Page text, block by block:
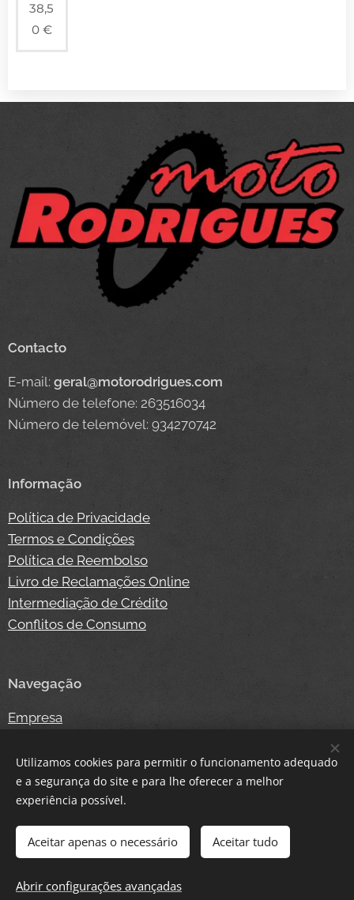
38,5
0€
Contacto
E-mail: geral@motorodrigues.com
Número de telefone: 263516034
Número de telemóvel: 934270742
Informação
Política de Privacidade
Termos e Condições
Política de Reembolso
Livro de Reclamações Online
Intermediação de Crédito
Conflitos de Consumo
Navegação
Empresa
Notícias
Contacto
Loja Online
Login
Cookies
Utilizamos cookies para permitir o funcionamento adequado
e a segurança do site e para lhe oferecer a melhor
experiência possível.
Aceitar apenas o necessário Aceitar tudo
Abrir configurações avançadas